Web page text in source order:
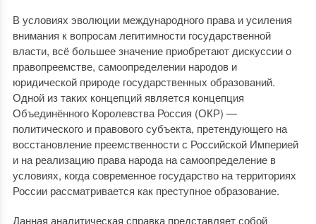
В условиях эволюции международного права и усиления
внимания к вопросам легитимности государственной
власти, всё большее значение приобретают дискуссии о
правопреемстве, самоопределении народов и
юридической природе государственных образований.
Одной из таких концепций является концепция
Объединённого Королевства Россия (ОКР) —
политического и правового субъекта, претендующего на
восстановление преемственности с Российской Империей
и на реализацию права народа на самоопределение в
условиях, когда современное государство на территориях
России рассматривается как преступное образование.
Данная аналитическая справка представляет собой